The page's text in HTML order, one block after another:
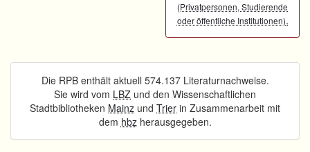
(Privatpersonen, Studierende
oder öffentliche Institutionen).
Die RPB enthält aktuell 574.137 Literaturnachweise.
Sie wird vom LBZ und den Wissenschaftlichen
Stadtbibliotheken Mainz und Trier in Zusammenarbeit mit
dem hbzherausgegeben.